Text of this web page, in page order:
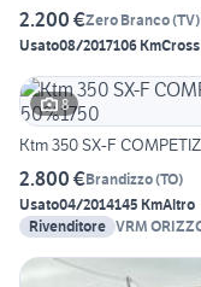
2.200 €Zero Branco(TV)
Usato08/2017106 Km
8
Ktm 350 SX-F
2.800 €Brandizzo(TO)
Usato04/2014145 KmAltro
Rivenditore VRM